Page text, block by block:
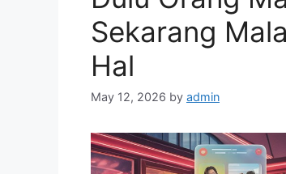
Sekarang
Hal
May 12, 2026 by admin